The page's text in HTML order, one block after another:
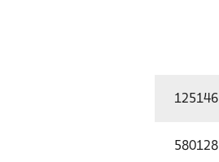
125146
580128